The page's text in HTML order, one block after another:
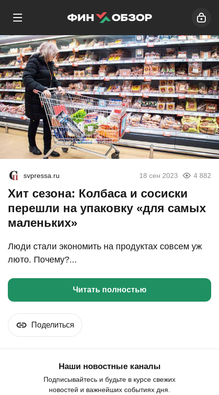
svpressa.ru 18 сен 2023 4 882
Хит сезона: Колбаса и сосиски
перешли на упаковку «для самых
маленьких»
Люди стали экономить на продуктах совсем уж
люто. Почему?...
Читать полностью
Поделиться
Наши новостные каналы
Подписывайтесь и будьте в курсе свежих
новостей и важнейших событиях дня.